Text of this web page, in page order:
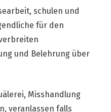
schulen und
für den
und Belehrung über
Misshandlung
veranlassen falls